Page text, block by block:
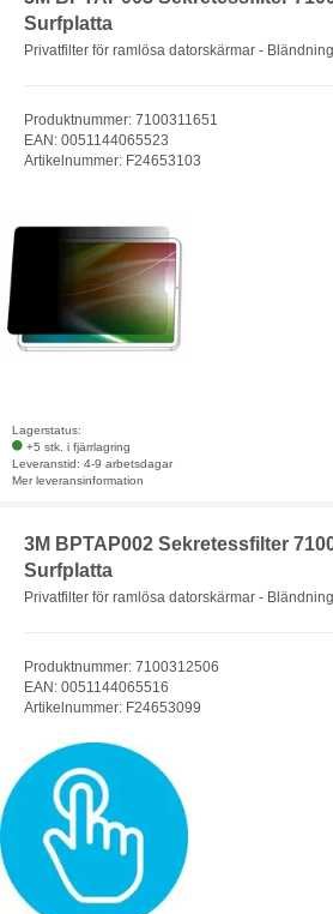
Surfplatta
Privatfilter för ramlösa datorskärmar -
Produktnummer: 7100311651
EAN: 0051144065523
Artikelnummer: F24653103
Lagerstatus:
+5 stk. i fjärrlagring
Leveranstid: 4-9 arbetsdagar
Mer leveransinformation
3M BPTAP002 Sekretessfilter
Surfplatta
Privatfilter för ramlösa datorskärmar -
Produktnummer: 7100312506
EAN: 0051144065516
Artikelnummer: F24653099